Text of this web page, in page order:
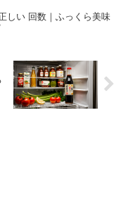
しい 回数｜ふっくら美味